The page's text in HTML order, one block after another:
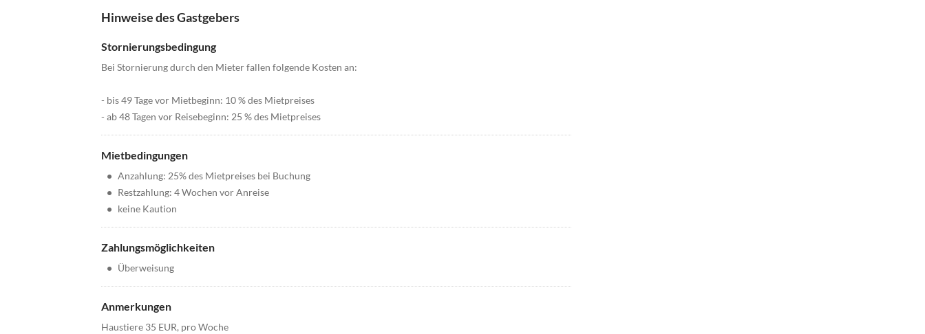
Hinweise des Gastgebers
Stornierungsbedingung
Bei Stornierung durch den Mieter fallen folgende Kosten an:
- bis 49 Tage vor Mietbeginn: 10 % des Mietpreises
- ab 48 Tagen vor Reisebeginn: 25 % des Mietpreises
Mietbedingungen
• Anzahlung: 25% des Mietpreises bei Buchung
• Restzahlung: 4 Wochen vor Anreise
• keine Kaution
Zahlungsmöglichkeiten
• Überweisung
Anmerkungen
Haustiere 35 EUR, pro Woche